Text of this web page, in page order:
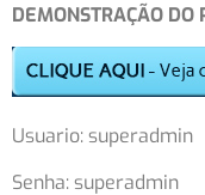
DEMONSTRAÇÃO DO
Usuario: superadmin
Senha: superadmin